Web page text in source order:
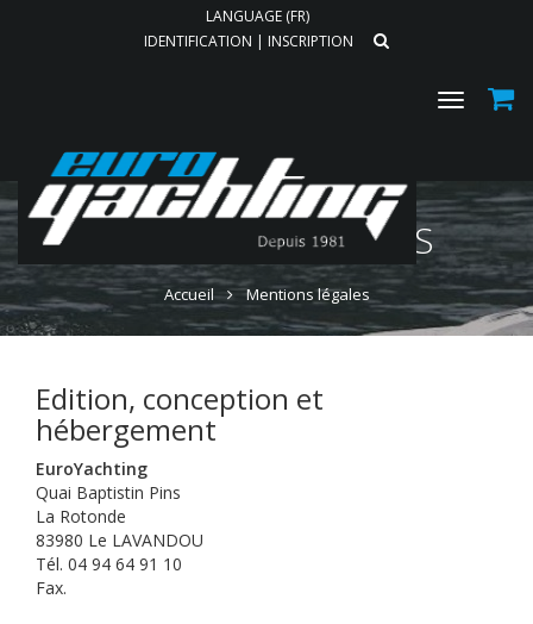
LANGUAGE (FR)
IDENTIFICATION | INSCRIPTION
Toggle
MENTIONS LÉGALES
Accueil Mentions légales
Edition, conception et
hébergement
EuroYachting
Quai Baptistin Pins
La Rotonde
83980 Le LAVANDOU
Tél. 04 94 64 91 10
Fax.